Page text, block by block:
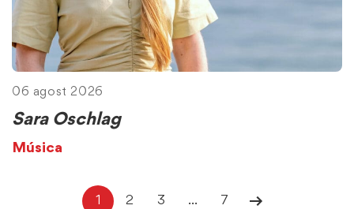
06 agost 2026
Sara Oschlag
Música
1 2 3 ... 7